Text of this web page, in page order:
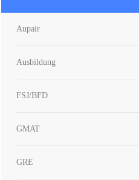
Aupair
Ausbildung
FSJ/BFD
GMAT
GRE